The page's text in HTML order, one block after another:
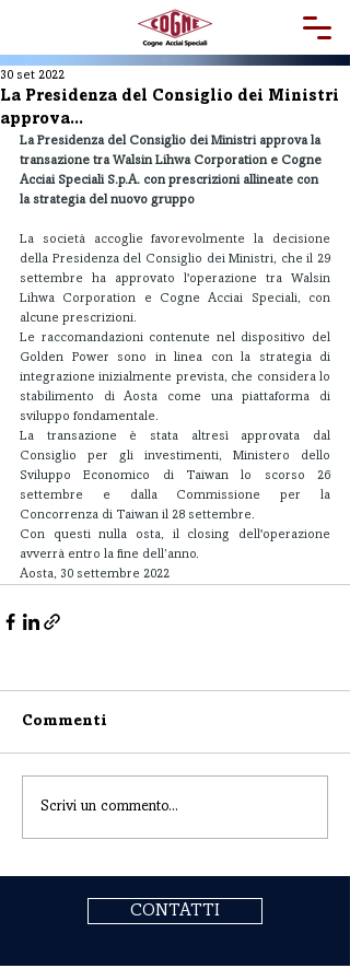
La Presidenza del Consiglio dei Ministri
approva...
30 set 2022
La Presidenza del Consiglio dei Ministri approva la
transazione tra Walsin Lihwa Corporation e Cogne
Acciai Speciali S.p.A. con prescrizioni allineate con
la strategia del nuovo gruppo
La società accoglie favorevolmente la decisione
della Presidenza del Consiglio dei Ministri, che il 29
settembre ha approvato l'operazione tra Walsin
Lihwa Corporation e Cogne Acciai Speciali, con
alcune prescrizioni.
Le raccomandazioni contenute nel dispositivo del
Golden Power sono in linea con la strategia di
integrazione inizialmente prevista, che considera lo
stabilimento di Aosta come una piattaforma di
sviluppo fondamentale.
La transazione è stata altresì approvata dal
Consiglio per gli investimenti, Ministero dello
Sviluppo Economico di Taiwan lo scorso 26
settembre e dalla Commissione per la
Concorrenza di Taiwan il 28 settembre.
Con questi nulla osta, il closing dell'operazione
avverrà entro la fine dell’anno.
Aosta, 30 settembre 2022
Commenti
Scrivi un commento...
CONTATTI